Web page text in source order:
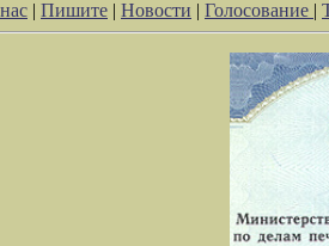
| Пишите | Новости | Голосование |